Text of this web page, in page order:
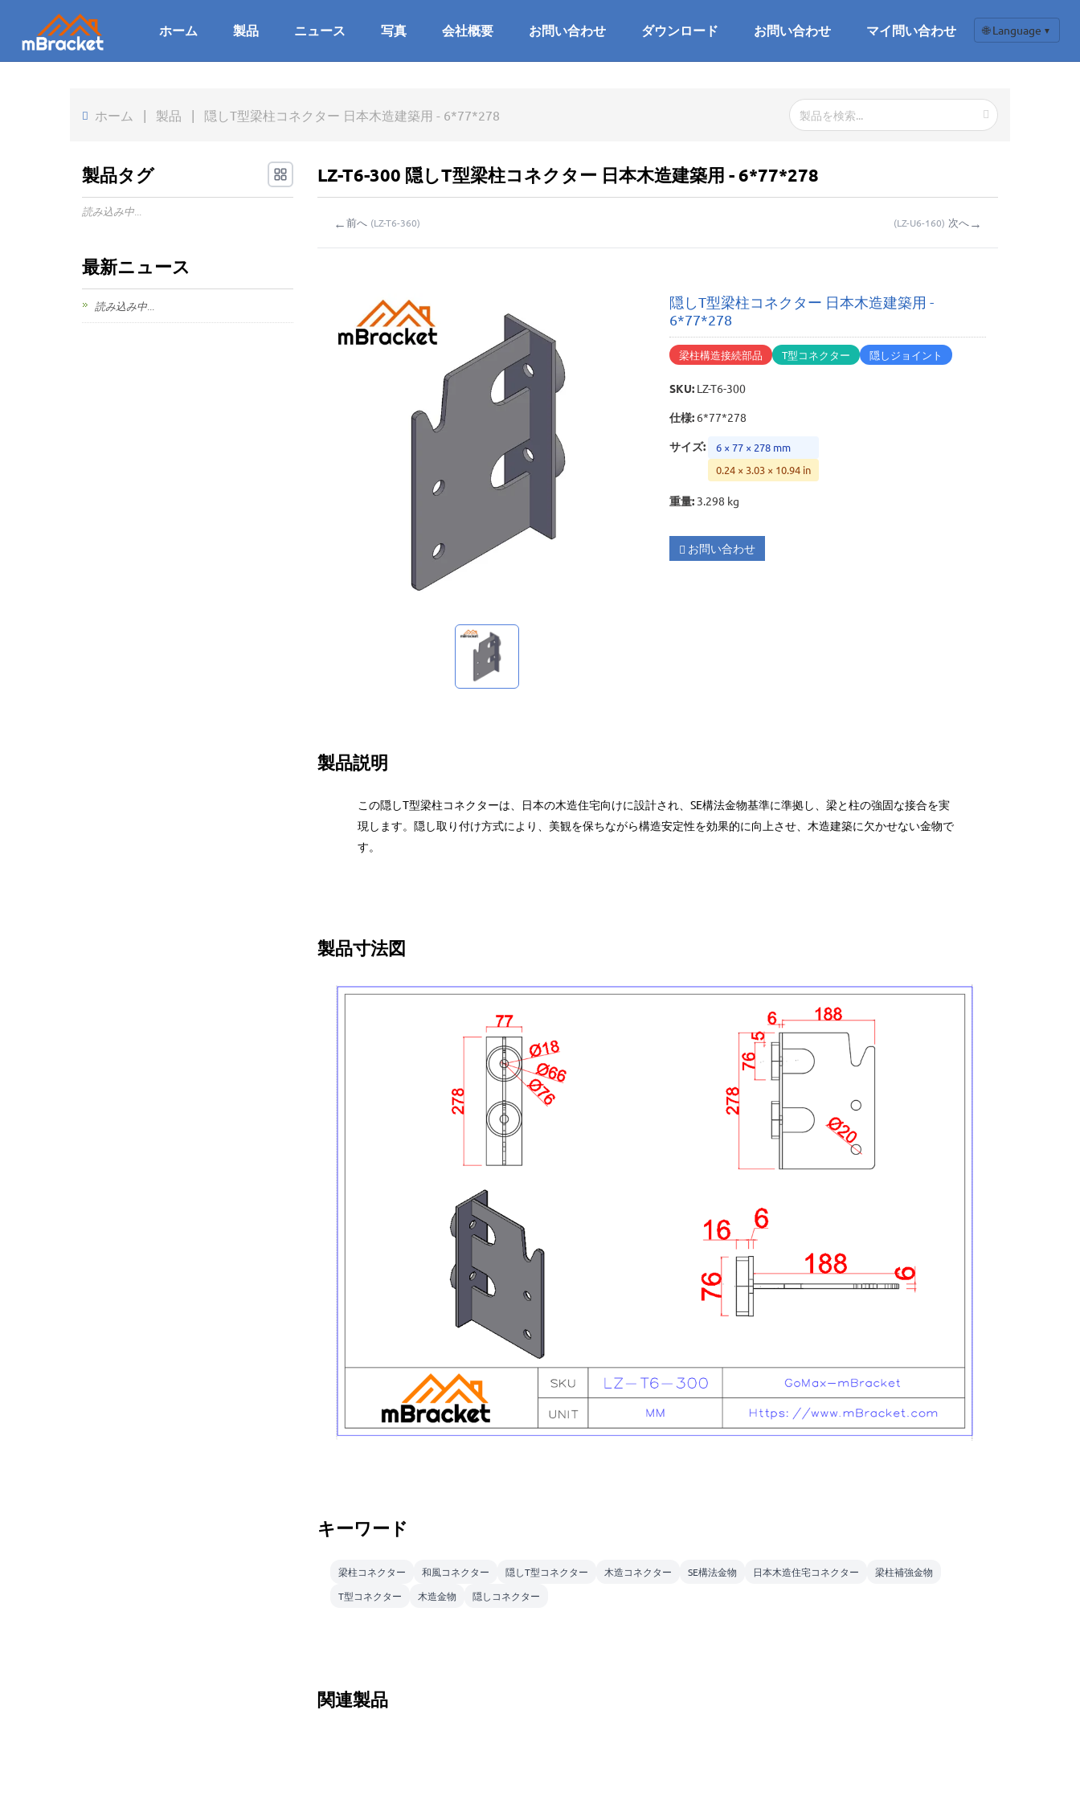
ホーム 製品 ニュース 写真 会社概要 お問い合わせ ダウンロード お問い合わせ マイ問い合わせ 🌐 Language ▼
ホーム | 製品 | 隠しT型梁柱コネクター 日本木造建築用 - 6*77*278
LZ-T6-300 隠しT型梁柱コネクター 日本木造建築用 - 6*77*278
←前へ (LZ-T6-360) (LZ-U6-160) 次へ→
隠しT型梁柱コネクター 日本木造建築用 -
6*77*278
梁柱構造接続部品 T型コネクター 隠しジョイント
SKU: LZ-T6-300
仕様: 6*77*278
サイズ:
6 × 77 × 278 mm
0.24 × 3.03 × 10.94 in
重量: 3.298 kg
お問い合わせ
製品説明
この隠しT型梁柱コネクターは、日本の木造住宅向けに設計され、SE構法金物基準に準拠し、梁と柱の強固な接合を実
現します。隠し取り付け方式により、美観を保ちながら構造安定性を効果的に向上させ、木造建築に欠かせない金物で
す。
製品寸法図
キーワード
梁柱コネクター 和風コネクター 隠しT型コネクター 木造コネクター SE構法金物 日本木造住宅コネクター
梁柱補強金物
T型コネクター
木造金物 隠しコネクター
関連製品
製品タグ
読み込み中...
最新ニュース
読み込み中...